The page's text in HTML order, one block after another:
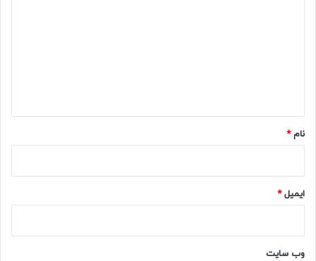
نام*
ایمیل*
وب‌ سایت